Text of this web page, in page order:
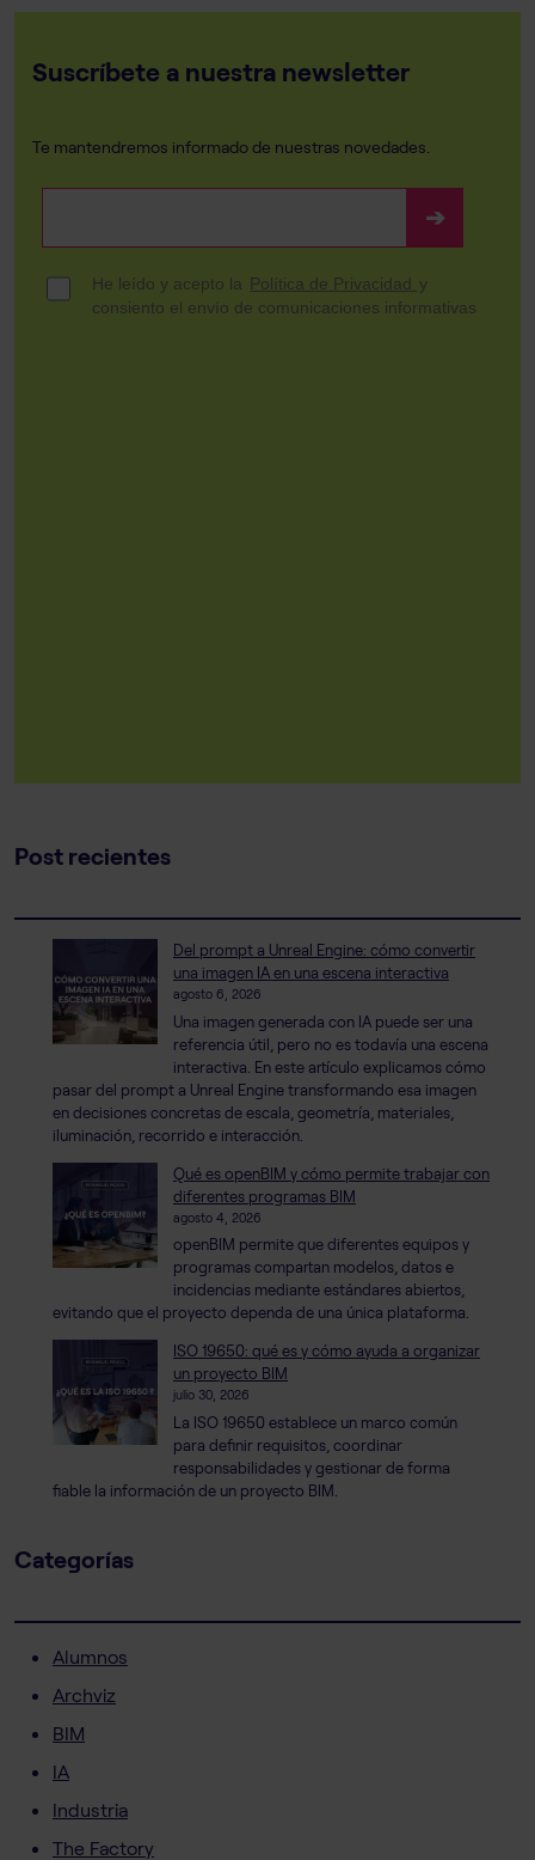
Suscríbete a nuestra newsletter
Te mantendremos informado de nuestras novedades.
Post recientes
Del prompt a Unreal Engine: cómo convertir
una imagen IA en una escena interactiva
agosto 6, 2026
Una imagen generada con IA puede ser una
referencia útil, pero no es todavía una escena
interactiva. En este artículo explicamos cómo
pasar del prompt a Unreal Engine transformando esa imagen
en decisiones concretas de escala, geometría, materiales,
iluminación, recorrido e interacción.
Qué es openBIM y cómo permite trabajar con
diferentes programas BIM
agosto 4, 2026
openBIM permite que diferentes equipos y
programas compartan modelos, datos e
incidencias mediante estándares abiertos,
evitando que el proyecto dependa de una única plataforma.
ISO 19650: qué es y cómo ayuda a organizar
un proyecto BIM
julio 30, 2026
La ISO 19650 establece un marco común
para definir requisitos, coordinar
responsabilidades y gestionar de forma
fiable la información de un proyecto BIM.
Categorías
Alumnos
Archviz
BIM
IA
Industria
The Factory